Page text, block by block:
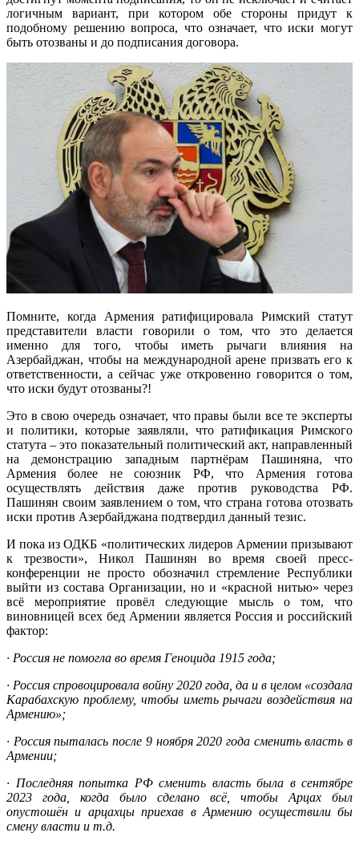
логичным вариант, при котором обе стороны придут к
подобному решению вопроса, что означает, что иски могут
быть отозваны и до подписания договора.
Помните, когда Армения ратифицировала Римский статут
представители власти говорили о том, что это делается
именно для того, чтобы иметь рычаги влияния на
Азербайджан, чтобы на международной арене призвать его к
ответственности, а сейчас уже откровенно говорится о том,
что иски будут отозваны?!
Это в свою очередь означает, что правы были все те эксперты
и политики, которые заявляли, что ратификация Римского
статута – это показательный политический акт, направленный
на демонстрацию западным партнёрам Пашиняна, что
Армения более не союзник РФ, что Армения готова
осуществлять действия даже против руководства РФ.
Пашинян своим заявлением о том, что страна готова отозвать
иски против Азербайджана подтвердил данный тезис.
И пока из ОДКБ «политических лидеров Армении призывают
к трезвости», Никол Пашинян во время своей пресс-
конференции не просто обозначил стремление Республики
выйти из состава Организации, но и «красной нитью» через
всё мероприятие провёл следующие мысль о том, что
виновницей всех бед Армении является Россия и российский
фактор:
· Россия не помогла во время Геноцида 1915 года;
· Россия спровоцировала войну 2020 года, да и в целом «создала
Карабахскую проблему, чтобы иметь рычаги воздействия на
Армению»;
· Россия пыталась после 9 ноября 2020 года сменить власть в
Армении;
· Последняя попытка РФ сменить власть была в сентябре
2023 года, когда было сделано всё, чтобы Арцах был
опустошён и арцахцы приехав в Армению осуществили бы
смену власти и т.д.